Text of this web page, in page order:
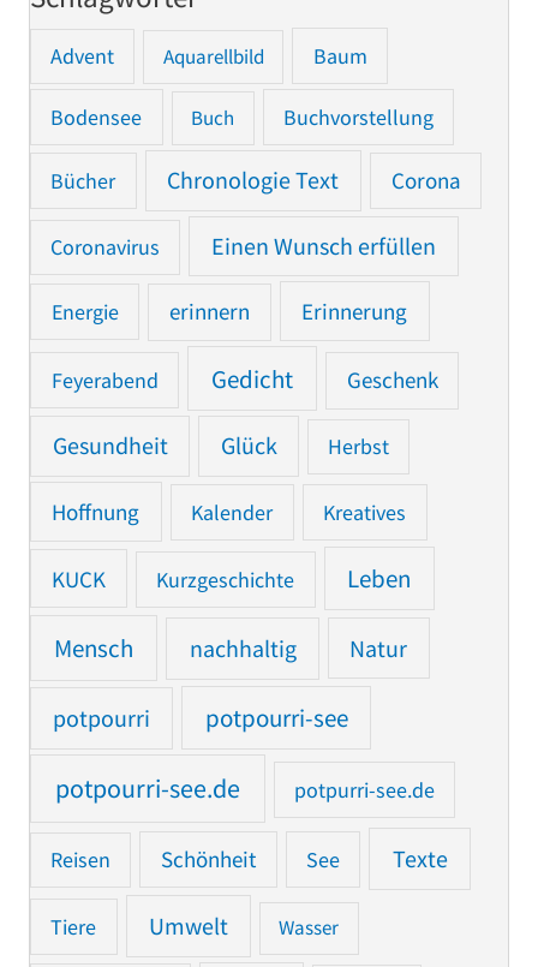
Advent Aquarellbild Baum
Bodensee Buch Buchvorstellung
Bücher Chronologie Text Corona
Coronavirus Einen Wunsch erfüllen
Energie erinnern Erinnerung
Feyerabend Gedicht Geschenk
Gesundheit Glück Herbst
Hoffnung Kalender Kreatives
KUCK Kurzgeschichte Leben
Mensch nachhaltig Natur
potpourri potpourri-see
potpourri-see.de potpurri-see.de
Reisen Schönheit See Texte
Tiere Umwelt Wasser